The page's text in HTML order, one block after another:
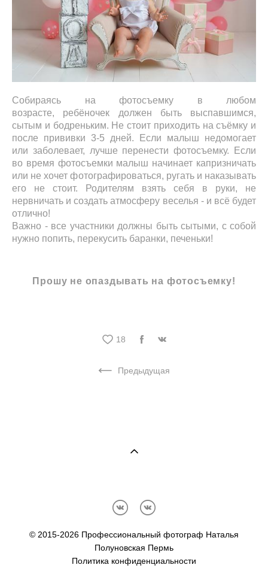
Собираясь на фотосъемку в любом
возрасте, ребёночек должен быть выспавшимся,
сытым и бодреньким. Не стоит приходить на съёмку и
после прививки 3-5 дней. Если малыш недомогает
или заболевает, лучше перенести фотосъемку. Если
во время фотосъемки малыш начинает капризничать
или не хочет фотографироваться, ругать и наказывать
его не стоит. Родителям взять себя в руки, не
нервничать и создать атмосферу веселья - и всё будет
отлично!
Важно - все участники должны быть сытыми, с собой
нужно попить, перекусить баранки, печеньки!
Прошу не опаздывать на фотосъемку!
18
Предыдущая
© 2015-2026 Профессиональный фотограф Наталья
Полуновская Пермь
Политика конфиденциальности